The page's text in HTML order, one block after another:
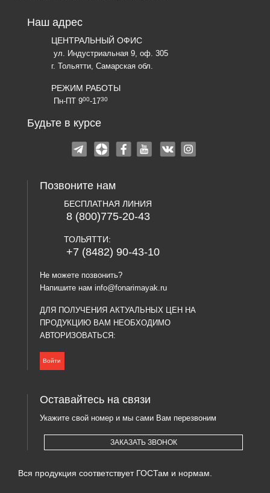
Наш адрес
ЦЕНТРАЛЬНЫЙ ОФИС
ул. Индустриальная 9, оф. 305
г. Тольятти, Самарская обл.
РЕЖИМ РАБОТЫ
Пн-ПТ 900-1730
Будьте в курсе
Позвоните нам
БЕСПЛАТНАЯ ЛИНИЯ
8 (800)775-20-43
ТОЛЬЯТТИ:
+7 (8482) 90-43-10
Не можете позвонить?
Напишите нам info@fonarimayak.ru
ДЛЯ ПОЛУЧЕНИЯ АКТУАЛЬНЫХ ЦЕН НА
ПРОДУКЦИЮ ВАМ НЕОБХОДИМО
АВТОРИЗОВАТЬСЯ:
Войти
Оставайтесь на связи
Укажите свой номер и мы сами Вам перезвоним
ЗАКАЗАТЬ ЗВОНОК
Вся продукция соответствует ГОСТам и нормам.